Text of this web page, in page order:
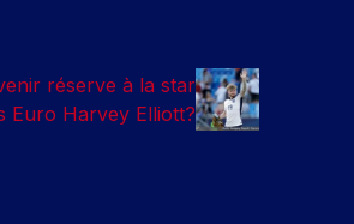
réserve à la star
Euro Harvey Elliott?